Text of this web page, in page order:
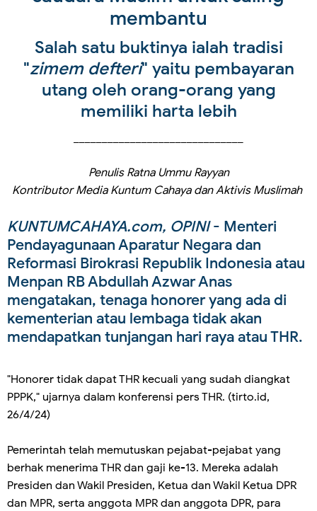
membantu
Salah satu buktinya ialah tradisi
"zimem defteri" yaitu pembayaran
utang oleh orang-orang yang
memiliki harta lebih
Penulis Ratna Ummu Rayyan
Kontributor Media Kuntum Cahaya dan Aktivis Muslimah
KUNTUMCAHAYA.com, OPINI- Menteri
Pendayagunaan Aparatur Negara dan
Reformasi Birokrasi Republik Indonesia atau
Menpan RB Abdullah Azwar Anas
mengatakan, tenaga honorer yang ada di
kementerian atau lembaga tidak akan
mendapatkan tunjangan hari raya atau THR.
"Honorer tidak dapat THR kecuali yang sudah diangkat
PPPK," ujarnya dalam konferensi pers THR. (tirto.id,
26/4/24)
Pemerintah telah memutuskan pejabat-pejabat yang
berhak menerima THR dan gaji ke-13. Mereka adalah
Presiden dan Wakil Presiden, Ketua dan Wakil Ketua DPR
dan MPR, serta anggota MPR dan anggota DPR, para